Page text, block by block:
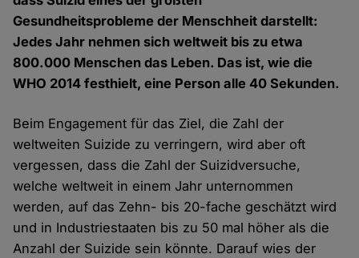
Gesundheitsprobleme der Menschheit darstellt:
Jedes Jahr nehmen sich weltweit bis zu etwa
800.000 Menschen das Leben. Das ist, wie die
WHO 2014 festhielt, eine Person alle 40 Sekunden.
Beim Engagement für das Ziel, die Zahl der
weltweiten Suizide zu verringern, wird aber oft
vergessen, dass die Zahl der Suizidversuche,
welche weltweit in einem Jahr unternommen
werden, auf das Zehn- bis 20-fache geschätzt wird
und in Industriestaaten bis zu 50 mal höher als die
Anzahl der Suizide sein könnte. Darauf wies der